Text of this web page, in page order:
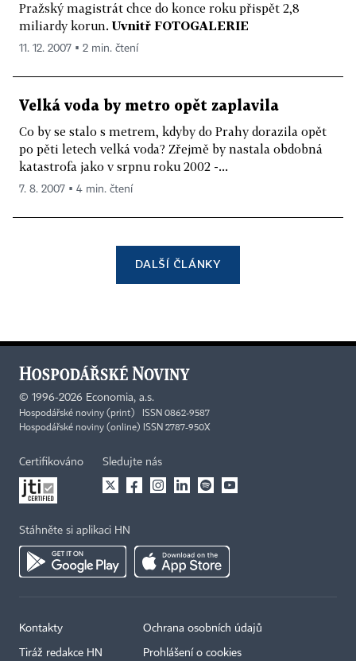
Pražský magistrát chce do konce roku přispět 2,8
miliardy korun. Uvnitř FOTOGALERIE
11. 12. 2007 ▪ 2 min. čtení
Velká voda by metro opět zaplavila
Co by se stalo s metrem, kdyby do Prahy dorazila opět
po pěti letech velká voda? Zřejmě by nastala obdobná
katastrofa jako v srpnu roku 2002 -...
7. 8. 2007 ▪ 4 min. čtení
DALŠÍ ČLÁNKY
© 1996-2026 Economia, a.s.
Hospodářské noviny (print) ISSN 0862-9587
Hospodářské noviny (online) ISSN 2787-950X
Certifikováno Sledujte nás
Stáhněte si aplikaci HN
Kontakty
Tiráž redakce HN
Ochrana osobních údajů
Prohlášení o cookies